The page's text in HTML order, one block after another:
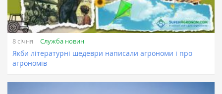
8 січня Служба новин
Якби літературні шедеври написали агрономи і про
агрономів